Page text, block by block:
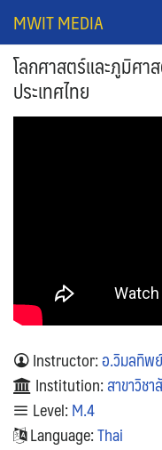
content
MWIT MEDIA
โลกศาสตร์และภูมิศา
ประเทศไทย
Instructor:อ.วิมลทิพ
Institution:สาขาวิช
Level:M.4
Language:Thai